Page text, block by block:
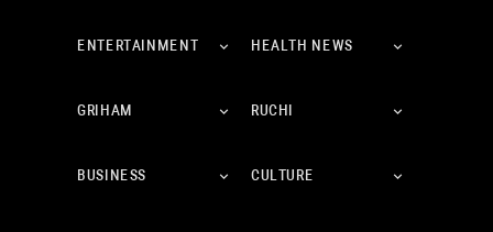
ENTERTAINMENT HEALTH NEWS
GRIHAM RUCHI
BUSINESS CULTURE